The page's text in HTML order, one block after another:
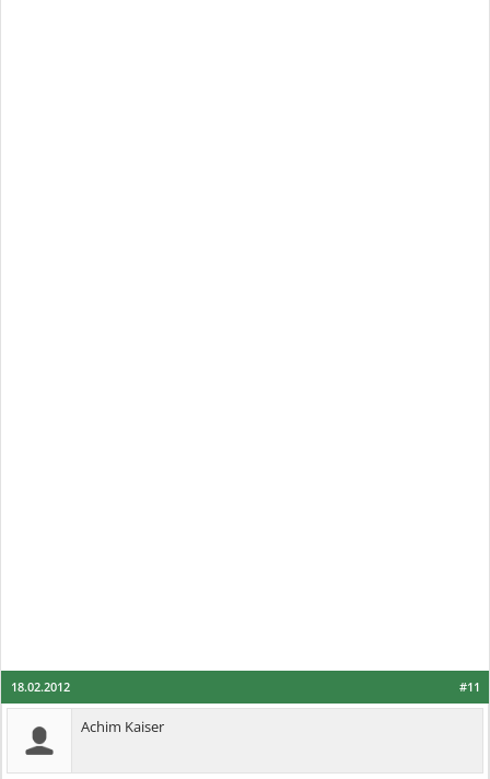
#11
18.02.2012
Achim Kaiser